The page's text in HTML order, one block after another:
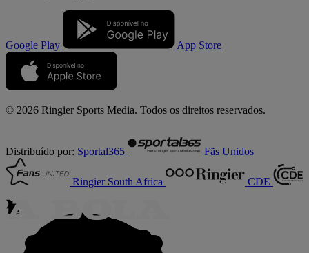
Google Play App Store
© 2026 Ringier Sports Media. Todos os direitos reservados.
Distribuído por: Sportal365 Fãs Unidos
Ringier South Africa CDE